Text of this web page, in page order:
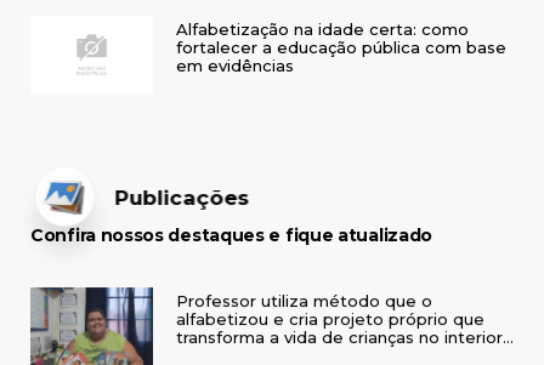
Alfabetização na idade certa: como
fortalecer a educação pública com base
em evidências
Publicações
Confira nossos destaques e fique atualizado
alfabetizou e cria projeto próprio que
transforma a vida de crianças no interior
do RS